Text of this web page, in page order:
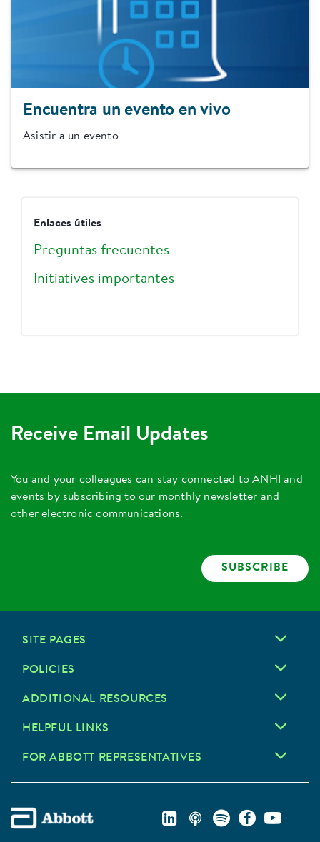
Encuentra un evento en vivo
Asistir a un evento
Enlaces útiles
Preguntas frecuentes
Initiatives importantes
Receive Email Updates
You and your colleagues can stay connected to ANHI and
events by subscribing to our monthly newsletter and
other electronic communications.
SUBSCRIBE
SITE PAGES
POLICIES
ADDITIONAL RESOURCES
HELPFUL LINKS
FOR ABBOTT REPRESENTATIVES